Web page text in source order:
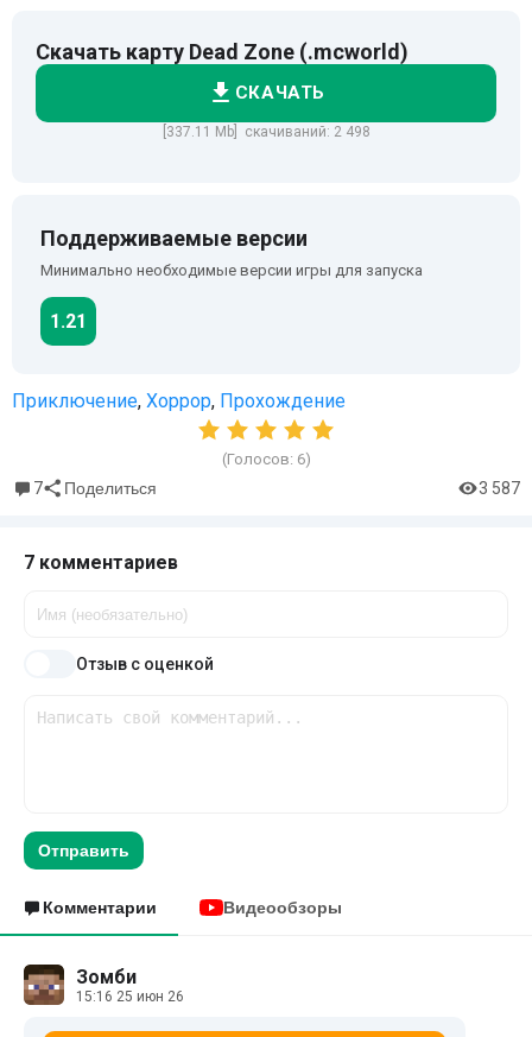
Скачать карту Dead Zone (.mcworld)
СКАЧАТЬ
[337.11 Mb] скачиваний: 2 498
Поддерживаемые версии
Минимально необходимые версии игры для запуска
1.21
Приключение, Хоррор, Прохождение
(Голосов: 6)
7 Поделиться 3 587
7 комментариев
Отзыв с оценкой
Отправить
Комментарии Видеообзоры
Зомби
15:16 25 июн 26